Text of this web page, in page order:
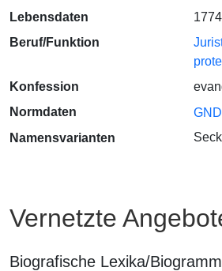
Lebensdaten
Beruf/Funktion
Konfession
Normdaten
Namensvarianten
Vernetzte
Biografische Lexika/